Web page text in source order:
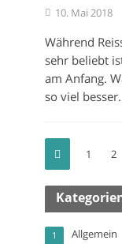
10. Mai 2018
Während
sehr beliebt
am Anfang.
so viel
1 2
Allgemein
1